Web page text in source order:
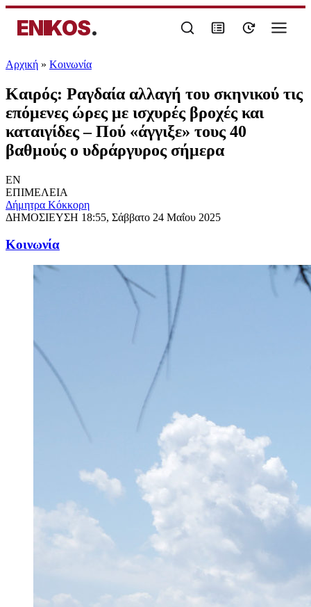
ENIKOS.
Αρχική » Κοινωνία
Καιρός: Ραγδαία αλλαγή του σκηνικού τις
επόμενες ώρες με ισχυρές βροχές και
καταιγίδες – Πού «άγγιξε» τους 40
βαθμούς ο υδράργυρος σήμερα
EN
ΕΠΙΜΕΛΕΙΑ
Δήμητρα Κόκκορη
ΔΗΜΟΣΙΕΥΣΗ 18:55, Σάββατο 24 Μαΐου 2025
Κοινωνία